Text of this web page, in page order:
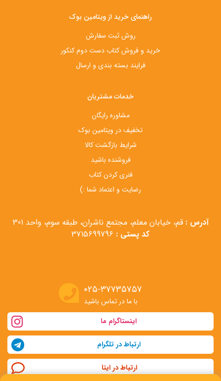
راهنمای خرید از ویتامین بوک
روش ثبت سفارش
خرید و فروش کتاب دست‌ دوم کنکور
فرایند بسته بندی و ارسال
خدمات مشتریان
مشاوره رایگان
تخفیف در ویتامین بوک
شرایط بازگشت کالا
فروشنده باشید
فنری کردن کتاب
رضایت و اعتماد شما :)
آدرس : قم، خیابان معلم، مجتمع ناشران، طبقه سوم، واحد 301
کد پستی :
۰۲۵-۳۷۷۳۵۷۵۷
با ما در تماس باشید
اینستاگرام ما
ارتباط در تلگرام
ارتباط در ایتا